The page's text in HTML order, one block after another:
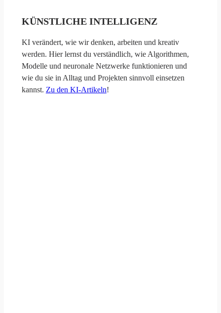
KÜNSTLICHE INTELLIGENZ
KI verändert, wie wir denken, arbeiten und kreativ
werden. Hier lernst du verständlich, wie Algorithmen,
Modelle und neuronale Netzwerke funktionieren und
wie du sie in Alltag und Projekten sinnvoll einsetzen
kannst. Zu den KI-Artikeln!